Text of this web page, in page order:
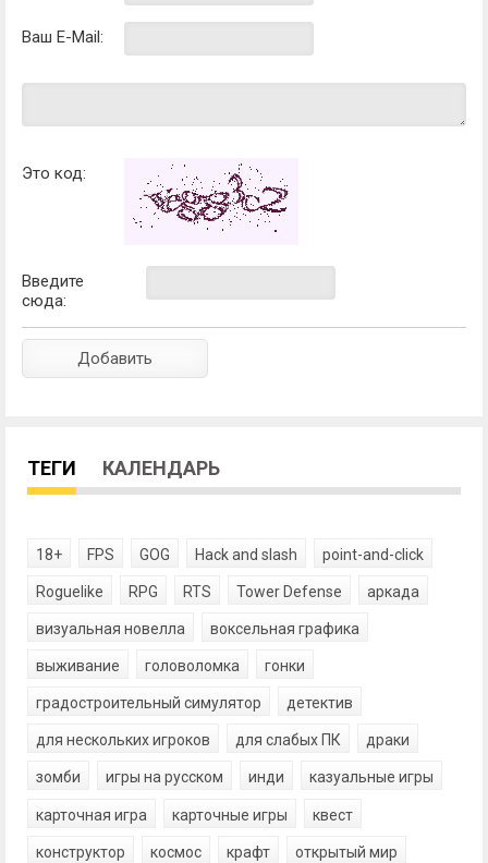
Ваш E-Mail:
Это код:
Введите
сюда:
ТЕГИ КАЛЕНДАРЬ
18+ FPS GOG Hack and slash point-and-click
Roguelike RPG RTS Tower Defense аркада
визуальная новелла воксельная графика
выживание головоломка гонки
градостроительный симулятор детектив
для нескольких игроков для слабых ПК драки
зомби игры на русском инди казуальные игры
карточная игра карточные игры квест
конструктор космос крафт открытый мир